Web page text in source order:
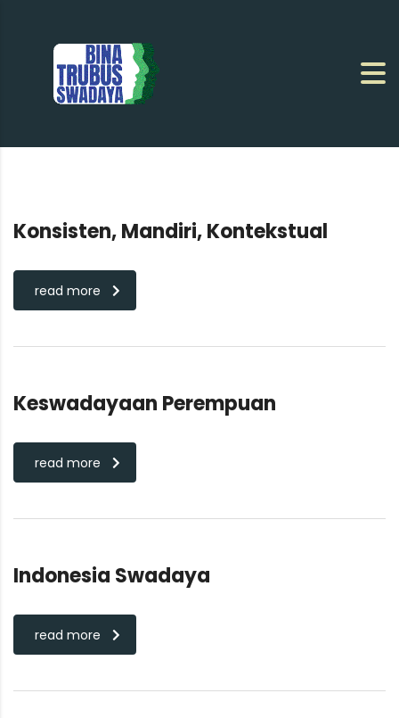
Konsisten, Mandiri, Kontekstual
read more
Keswadayaan Perempuan
read more
Indonesia Swadaya
read more